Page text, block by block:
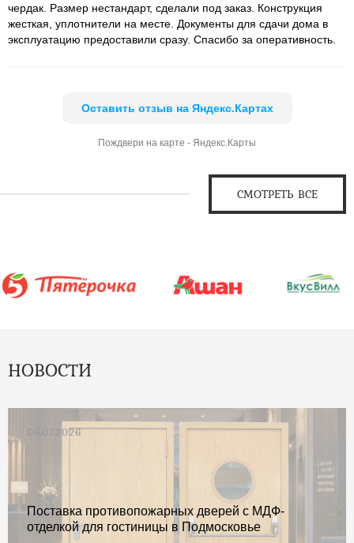
чердак. Размер нестандарт, сделали под заказ. Конструкция
жесткая, уплотнители на месте. Документы для сдачи дома в
эксплуатацию предоставили сразу. Спасибо за оперативность.
Оставить отзыв на Яндекс.Картах
Пождвери на карте - Яндекс.Карты
СМОТРЕТЬ ВСЕ
НОВОСТИ
06.07.2026
Поставка противопожарных дверей с МДФ-
отделкой для гостиницы в Подмосковье